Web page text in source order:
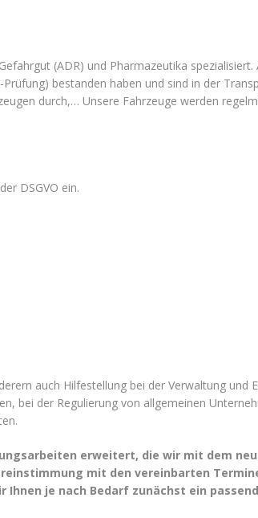
(ADR) und Pharmazeutika
bestanden haben und sind in der
durch,… Unsere Fahrzeuge werden
DSGVO ein.
auch Hilfestellung bei der Verwaltung und
bei der Regulierung von allgemeinen
erweitert, die wir mit dem
mit den vereinbarten
je nach Bedarf zunächst ein